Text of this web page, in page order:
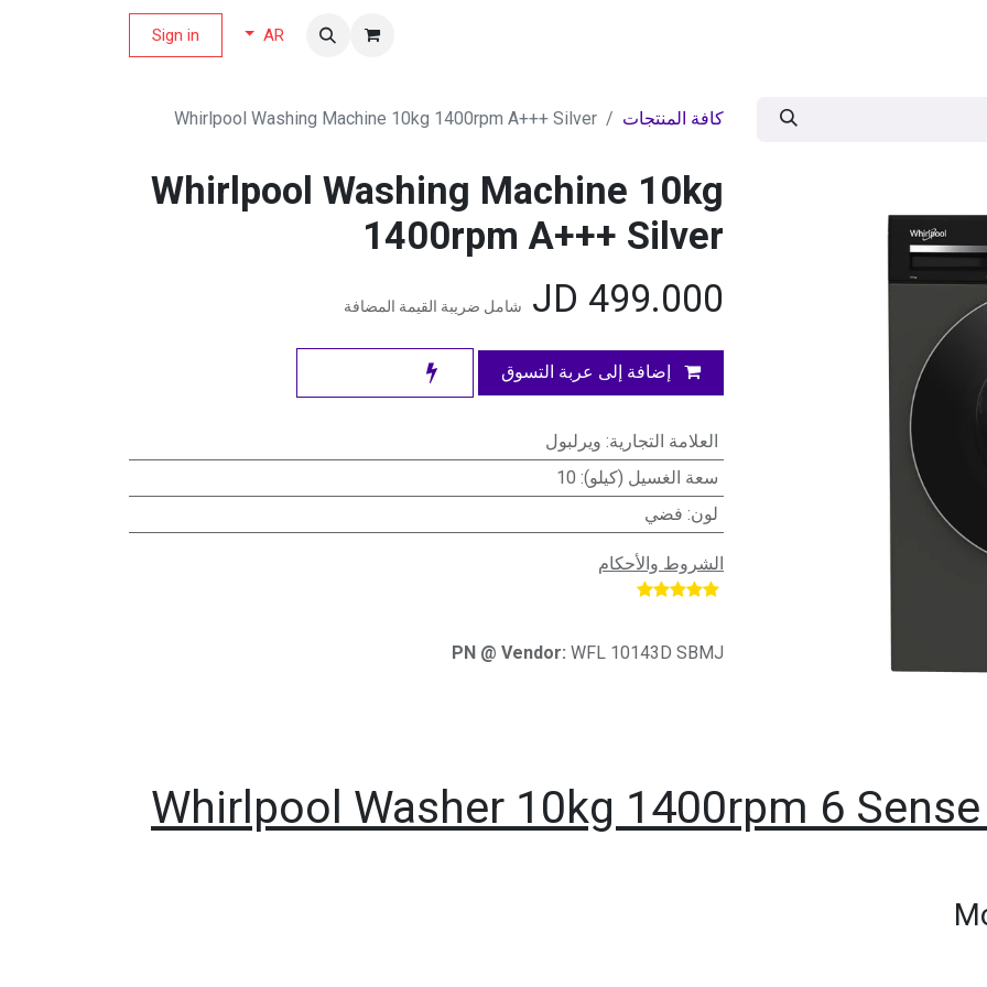
AR
Sign in
كافة المنتجات Whirlpool Washing Machine 10kg 1400rpm A+++ Silver
Whirlpool Washing Machine 10kg
1400rpm A+++ Silver
499.000
شامل ضريبة القيمة المضافة
إضافة إلى عربة التسوق
العلامة التجارية: ويرلبول
سعة الغسيل (كيلو):
10
لون: فضي
الشروط والأحكام
PN @ Vendor: WFL 10143D SBMJ
Whirlpool Washer 10kg 1400rpm 6